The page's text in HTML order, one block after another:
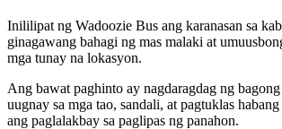
Inililipat ng Wadoozie Bus ang karanasan sa
ginagawang bahagi ng mas malaki at
mga tunay na lokasyon.
Ang bawat paghinto ay nagdaragdag ng
uugnay sa mga tao, sandali, at pagtuklas
ang paglalakbay sa paglipas ng panahon.